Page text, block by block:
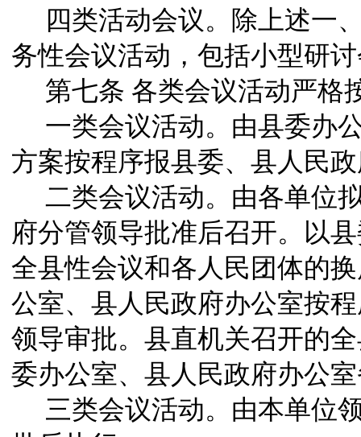
四类活动会议。除上述一
务性会议活动，包括小型研
第七条 各类会议活动严格
一类会议活动。由县委办
方案按程序报县委、县人民
二类会议活动。由各单位
府分管领导批准后召开。以
全县性会议和各人民团体的
公室、县人民政府办公室按
领导审批。县直机关召开的
委办公室、县人民政府办公
三类会议活动。由本单位